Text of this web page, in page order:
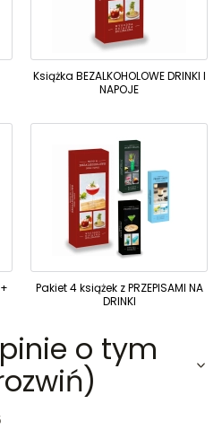
Książka BEZALKOHOLOWE DRINKI I
NAPOJE
Pakiet 4 książek z PRZEPISAMI NA
DRINKI
o tym